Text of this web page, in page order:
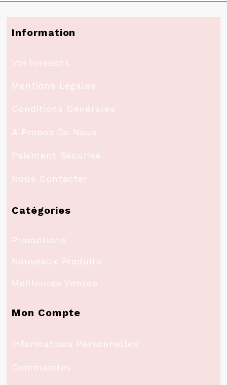
Information
Vos livraisons
Mentions Légales
Conditions Générales
A Propos De Nous
Paiement Sécurisé
Nous Contacter
Catégories
Promotions
Nouveaux Produits
Meilleures Ventes
Mon Compte
Informations Personnelles
Commandes